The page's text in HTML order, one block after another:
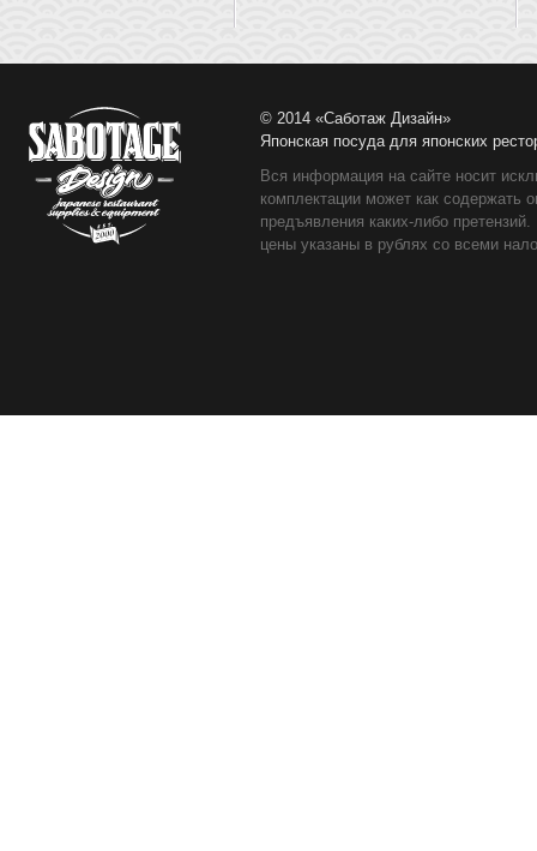
© 2014 «Саботаж Дизайн»
Японская посуда для японских
Вся информация на сайте носит
комплектации может как содержать
предъявления каких-либо
цены указаны в рублях со всеми